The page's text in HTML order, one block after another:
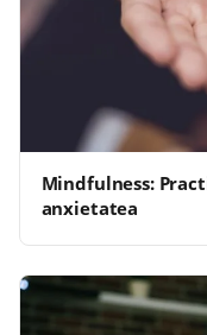
Mindfulness:
anxietatea